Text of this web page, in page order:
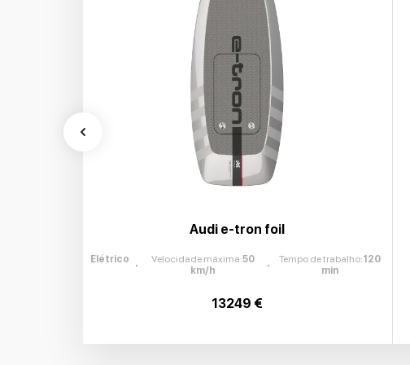
Audi e-tron foil
Elétrico Velocidade máxima:50
km/h
Tempo de trabalho:120
min
13249 €